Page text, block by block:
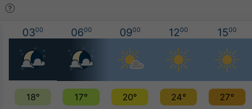
0300 0600 0900 1200 1500
18° 17° 20° 24° 27°